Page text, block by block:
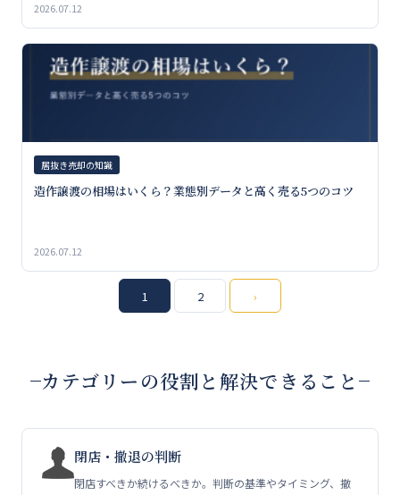
2026.07.12
居抜き売却の知識
造作譲渡の相場はいくら？業態別データと高く売る5つのコツ
2026.07.12
投
ペ
ジ
送
1 2 ›
カテゴリーの役割と解決できること
閉店・撤退の判断
閉店すべきか続けるべきか。判断の基準やタイミング、撤